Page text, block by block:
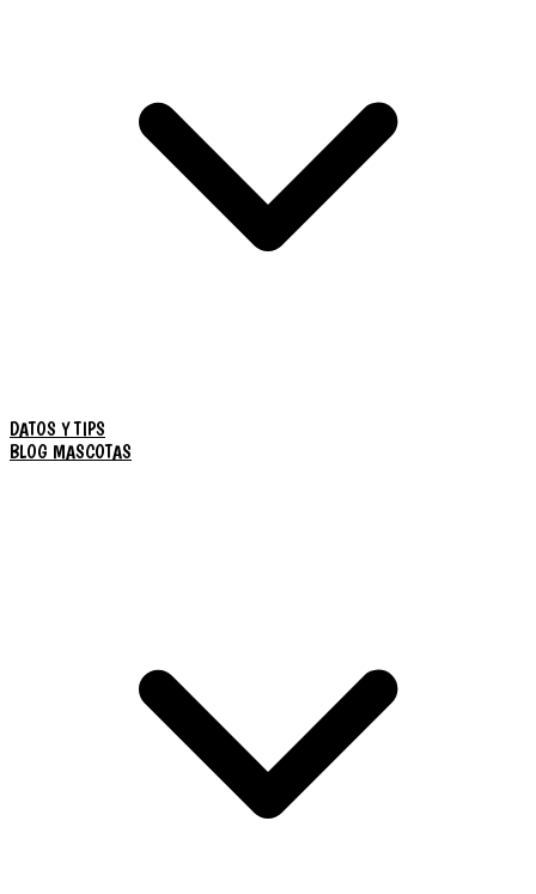
DATOS Y TIPS
BLOG MASCOTAS